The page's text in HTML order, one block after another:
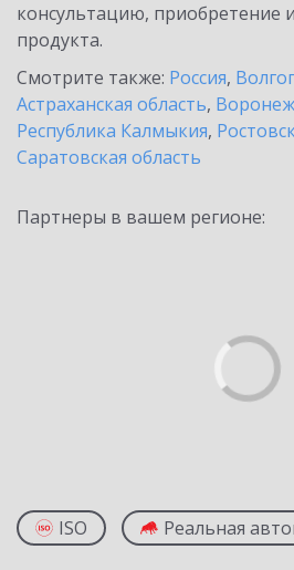
консультацию, приобретение
продукта.
Смотрите также: Россия,
Астраханская область,
Республика Калмыкия,
Саратовская область
Партнеры в вашем регионе:
ISO Реальная